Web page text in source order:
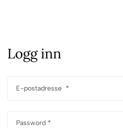
Logg inn
E-postadresse *
Password *